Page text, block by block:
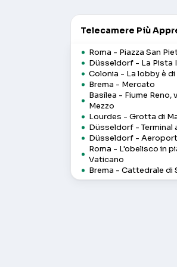
Telecamere Più
Roma - Piazza San
Düsseldorf - La Pista
Colonia - La lobby è di
Brema - Mercato
Basilea - Fiume Reno,
Mezzo
Lourdes - Grotta di
Düsseldorf - Terminal
Düsseldorf -
Roma - L'obelisco in
Vaticano
Brema - Cattedrale di